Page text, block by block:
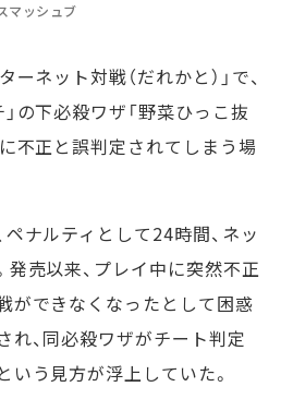
マッシュブ
ネット対戦（だれかと）」で、
の下必殺ワザ「野菜ひっこ抜
不正と誤判定されてしまう場
ナルティとして24時間、ネッ
発売以来、プレイ中に突然不正
ができなくなったとして困惑
れ、同必殺ワザがチート判定
う見方が浮上していた。